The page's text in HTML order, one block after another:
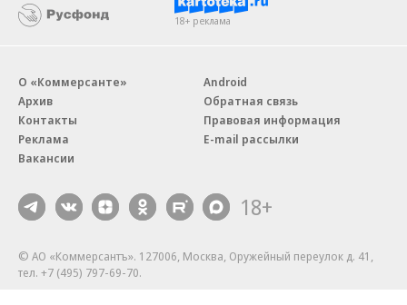
18+ реклама
О «Коммерсанте»
Архив
Контакты
Реклама
Вакансии
Android
Обратная связь
Правовая информация
E-mail рассылки
18+
© АО «Коммерсантъ». 127006, Москва, Оружейный переулок д. 41,
тел. +7 (495) 797-69-70.